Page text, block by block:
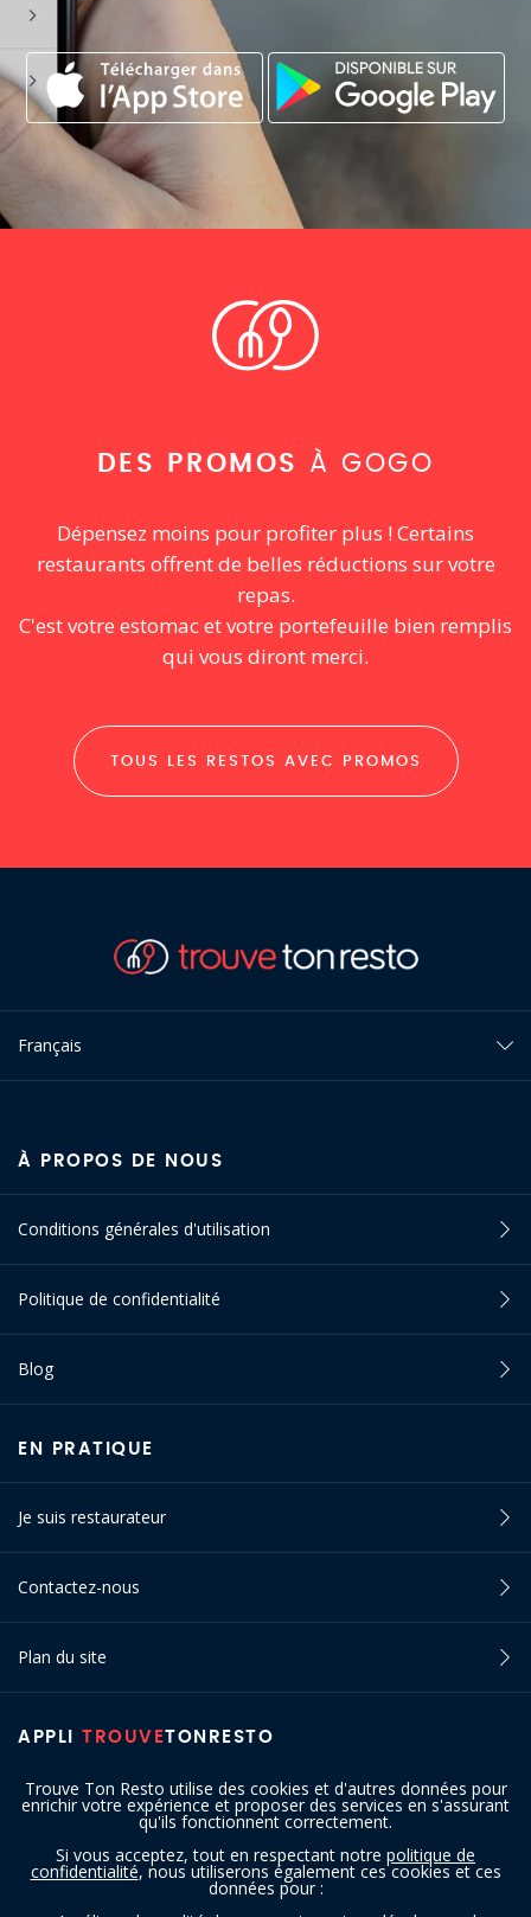
DES PROMOS À GOGO
Dépensez moins pour profiter plus ! Certains
restaurants offrent de belles réductions sur votre
repas.
C'est votre estomac et votre portefeuille bien remplis
qui vous diront merci.
TOUS LES RESTOS AVEC PROMOS
Trouve Ton Resto utilise des cookies et d'autres données pour
enrichir votre expérience et proposer des services en s'assurant
qu'ils fonctionnent correctement.
Si vous acceptez, tout en respectant notre politique de
confidentialité, nous utiliserons également ces cookies et ces
données pour :
Français
APPLI TROUVETONRESTO
À PROPOS DE NOUS
Conditions générales d'utilisation
Politique de confidentialité
Blog
EN PRATIQUE
Je suis restaurateur
Contactez-nous
Plan du site
SUIVEZ-NOUS